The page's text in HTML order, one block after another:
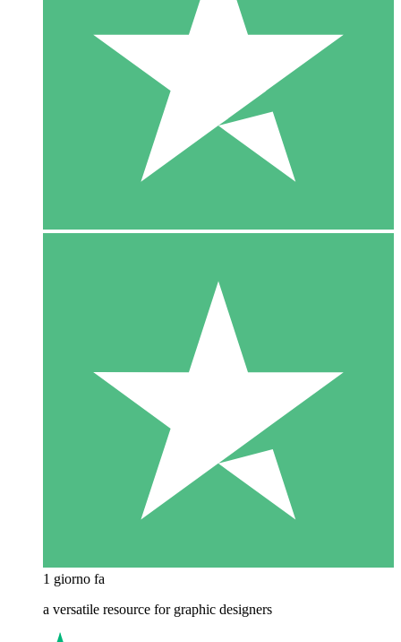
1 giorno fa
a versatile resource for graphic designers